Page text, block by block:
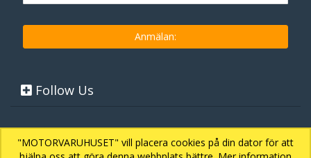
"MOTORVARUHUSET" vill placera cookies på din dator för att
Follow Us